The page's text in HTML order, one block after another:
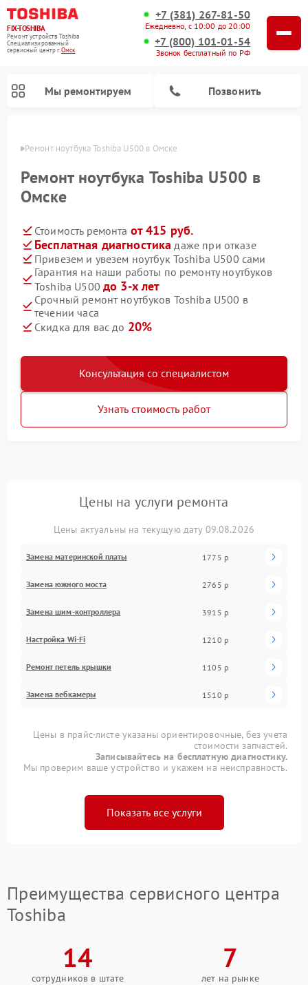
FIX-TOSHIBA
Ремонт устройств Toshiba
Специализированный
cервисный центр г.Омск
+7 (381) 267-81-50
Ежедневно, с 10:00 до 20:00
+7 (800) 101-01-54
Звонок бесплатный по РФ
Мы ремонтируем Позвонить
Ремонт ноутбука Toshiba U500 в Омске
Ремонт ноутбука Toshiba U500 в
Омске
Стоимость ремонта от 415 руб.
Бесплатная диагностика даже при отказе
Привезем и увезем ноутбук Toshiba U500 сами
Гарантия на наши работы по ремонту ноутбуков
Toshiba U500 до 3-х лет
Срочный ремонт ноутбуков Toshiba U500 в
течении часа
Скидка для вас до 20%
Консультация со специалистом
Узнать стоимость работ
Цены на услуги ремонта
Цены актуальны на текущую дату 09.08.2026
Замена материнской платы 1775 р
Замена южного моста 2765 р
Замена шим-контроллера 3915 р
Настройка Wi-Fi 1210 р
Ремонт петель крышки 1105 р
Замена вебкамеры 1510 р
Цены в прайс-листе указаны ориентировочные, без учета
стоимости запчастей.
Записывайтесь на бесплатную диагностику.
Мы проверим ваше устройство и укажем на неисправность.
Показать все услуги
Преимущества сервисного центра
Toshiba
14
сотрудников в штате
7
лет на рынке